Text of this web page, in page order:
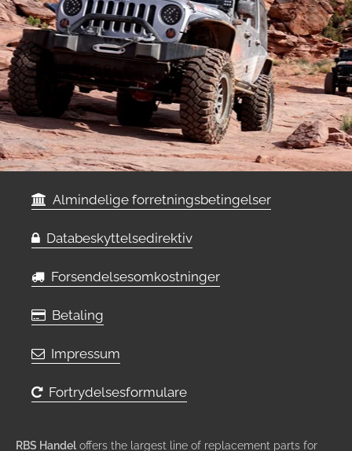
Almindelige forretningsbetingelser
Databeskyttelsedirektiv
Forsendelsesomkostninger
Betaling
Impressum
Fortrydelsesformulare
RBS Handel offers the largest line of replacement parts for